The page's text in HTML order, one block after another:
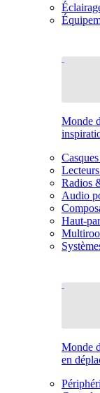
Monde
Radios
Audio
Haut-
Monde
en